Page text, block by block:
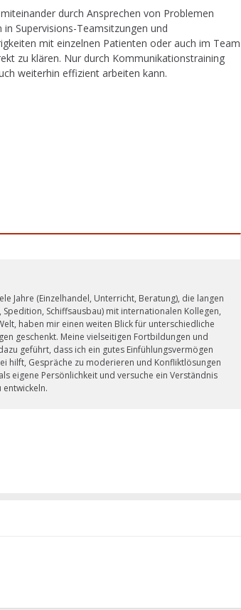
durch Ansprechen von Problemen
Supervisions-Teamsitzungen und
mit einzelnen Patienten oder auch im Team
zu klären. Nur durch Kommunikationstraining
weiterhin effizient arbeiten kann.
Jahre (Einzelhandel, Unterricht, Beratung), die langen
Schiffsausbau) mit internationalen Kollegen,
haben mir einen weiten Blick für unterschiedliche
geschenkt. Meine vielseitigen Fortbildungen und
geführt, dass ich ein gutes Einfühlungsvermögen
hilft, Gespräche zu moderieren und Konfliktlösungen
eigene Persönlichkeit und versuche ein Verständnis